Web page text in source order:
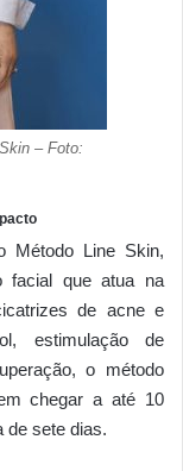
– Foto:
Método Line Skin,
facial que atua na
de acne e
estimulação de
o método
chegar a até 10
de sete dias.